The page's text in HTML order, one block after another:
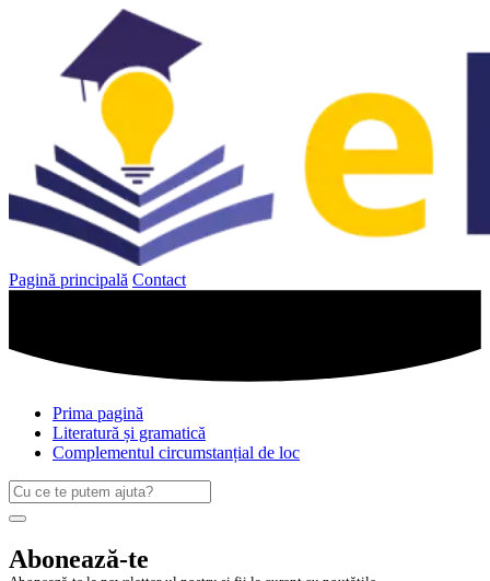
Pagină principală Contact
Prima pagină
Literatură și gramatică
Complementul circumstanțial de loc
Caută
după:
Search
Abonează-te